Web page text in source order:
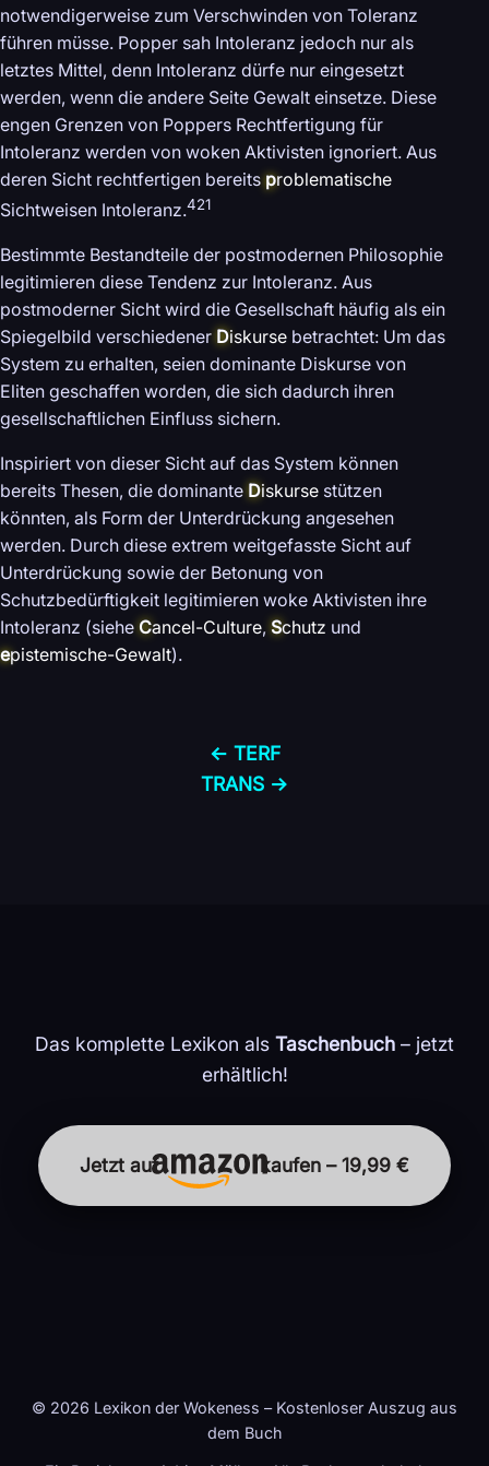
notwendigerweise zum Verschwinden von Toleranz
führen müsse. Popper sah Intoleranz jedoch nur als
letztes Mittel, denn Intoleranz dürfe nur eingesetzt
werden, wenn die andere Seite Gewalt einsetze. Diese
engen Grenzen von Poppers Rechtfertigung für
Intoleranz werden von woken Aktivisten ignoriert. Aus
deren Sicht rechtfertigen bereitsproblematische
Sichtweisen Intoleranz.421
Bestimmte Bestandteile der postmodernen Philosophie
legitimieren diese Tendenz zur Intoleranz. Aus
postmoderner Sicht wird die Gesellschaft häufig als ein
Spiegelbild verschiedener Diskurse betrachtet: Um das
System zu erhalten, seien dominante Diskurse von
Eliten geschaffen worden, die sich dadurch ihren
gesellschaftlichen Einfluss sichern.
Inspiriert von dieser Sicht auf das System können
bereits Thesen, die dominante Diskurse stützen
könnten, als Form der Unterdrückung angesehen
werden. Durch diese extrem weitgefasste Sicht auf
Unterdrückung sowie der Betonung von
Schutzbedürftigkeit legitimieren woke Aktivisten ihre
Intoleranz (siehe Cancel-Culture, Schutz und
epistemische-Gewalt).
← TERF
TRANS →
Das komplette Lexikon als Taschenbuch – jetzt
erhältlich!
Jetzt auf kaufen – 19,99 €
© 2026 Lexikon der Wokeness – Kostenloser Auszug aus
dem Buch